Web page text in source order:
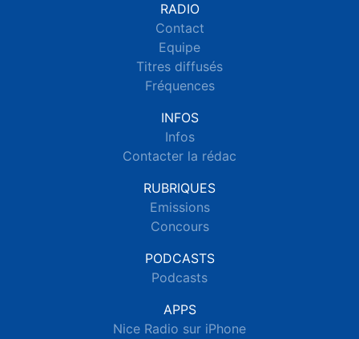
RADIO
Contact
Equipe
Titres diffusés
Fréquences
INFOS
Infos
Contacter la rédac
RUBRIQUES
Emissions
Concours
PODCASTS
Podcasts
APPS
Nice Radio sur iPhone